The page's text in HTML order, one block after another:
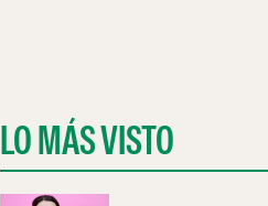
LO MÁS VISTO